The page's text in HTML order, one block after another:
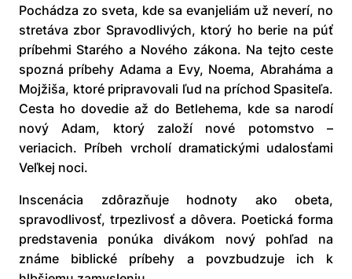
Pochádza zo sveta, kde sa evanjeliám už neverí, no
stretáva zbor Spravodlivých, ktorý ho berie na púť
príbehmi Starého a Nového zákona. Na tejto ceste
spozná príbehy Adama a Evy, Noema, Abraháma a
Mojžiša, ktoré pripravovali ľud na príchod Spasiteľa.
Cesta ho dovedie až do Betlehema, kde sa narodí
nový Adam, ktorý založí nové potomstvo –
veriacich. Príbeh vrcholí dramatickými udalosťami
Veľkej noci.
Inscenácia zdôrazňuje hodnoty ako obeta,
spravodlivosť, trpezlivosť a dôvera. Poetická forma
predstavenia ponúka divákom nový pohľad na
známe biblické príbehy a povzbudzuje ich k